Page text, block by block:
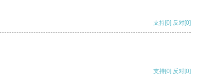
支持[0] 反对[0]
支持[0] 反对[0]